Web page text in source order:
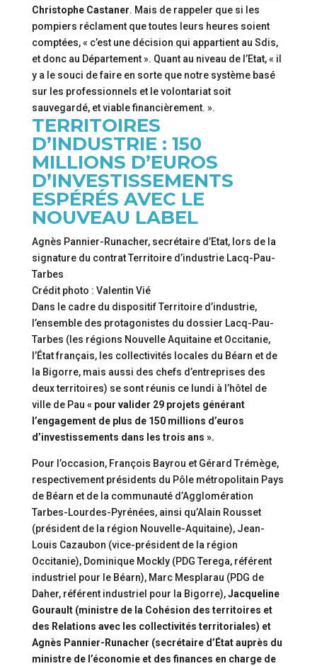
Christophe Castaner. Mais de rappeler que si les
pompiers réclament que toutes leurs heures soient
comptées, « c’est une décision qui appartient au Sdis,
et donc au Département ». Quant au niveau de l’Etat, « il
y a le souci de faire en sorte que notre système basé
sur les professionnels et le volontariat soit
sauvegardé, et viable financièrement. ».
TERRITOIRES
D’INDUSTRIE : 150
MILLIONS D’EUROS
D’INVESTISSEMENTS
ESPÉRÉS AVEC LE
NOUVEAU LABEL
Agnès Pannier-Runacher, secrétaire d’Etat, lors de la
signature du contrat Territoire d’industrie Lacq-Pau-
Tarbes
Crédit photo : Valentin Vié
Dans le cadre du dispositif Territoire d’industrie,
l’ensemble des protagonistes du dossier Lacq-Pau-
Tarbes (les régions Nouvelle Aquitaine et Occitanie,
l’État français, les collectivités locales du Béarn et de
la Bigorre, mais aussi des chefs d’entreprises des
deux territoires) se sont réunis ce lundi à l’hôtel de
ville de Pau « pour valider 29 projets générant
l’engagement de plus de 150 millions d’euros
d’investissements dans les trois ans ».
Pour l’occasion, François Bayrou et Gérard Trémège,
respectivement présidents du Pôle métropolitain Pays
de Béarn et de la communauté d’Agglomération
Tarbes-Lourdes-Pyrénées, ainsi qu’Alain Rousset
(président de la région Nouvelle-Aquitaine), Jean-
Louis Cazaubon (vice-président de la région
Occitanie), Dominique Mockly (PDG Terega, référent
industriel pour le Béarn), Marc Mesplarau (PDG de
Daher, référent industriel pour la Bigorre),Jacqueline
Gourault (ministre de la Cohésion des territoires et
des Relations avec les collectivités territoriales) et
Agnès Pannier-Runacher (secrétaire d’État auprès du
ministre de l’économie et des finances en charge de